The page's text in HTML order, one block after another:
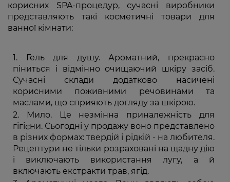
корисних SPA-процедур, сучасні виробники
представляють такі косметичні товари для
ванної кімнати:
Гель для душу. Ароматний, прекрасно
піниться і відмінно очищаючий шкіру засіб.
Сучасні склади додатково насичені
корисними поживними речовинами та
маслами, що сприяють догляду за шкірою.
Мило. Це незмінна приналежність для
гігієни. Сьогодні у продажу воно представлено
в різних формах: твердій і рідкій - на любителя.
Рецептури не тільки розраховані на щадну дію
і виключають використання лугу, а й
включають екстракти трав, ягід.